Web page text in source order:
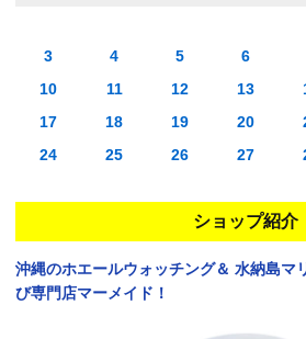
3
4 5 6
10
11 12 13
17
18 19 20
24
25 26 27
ショップ紹介
沖縄のホエールウォッチング＆ 水納島マ
び専門店マーメイド！